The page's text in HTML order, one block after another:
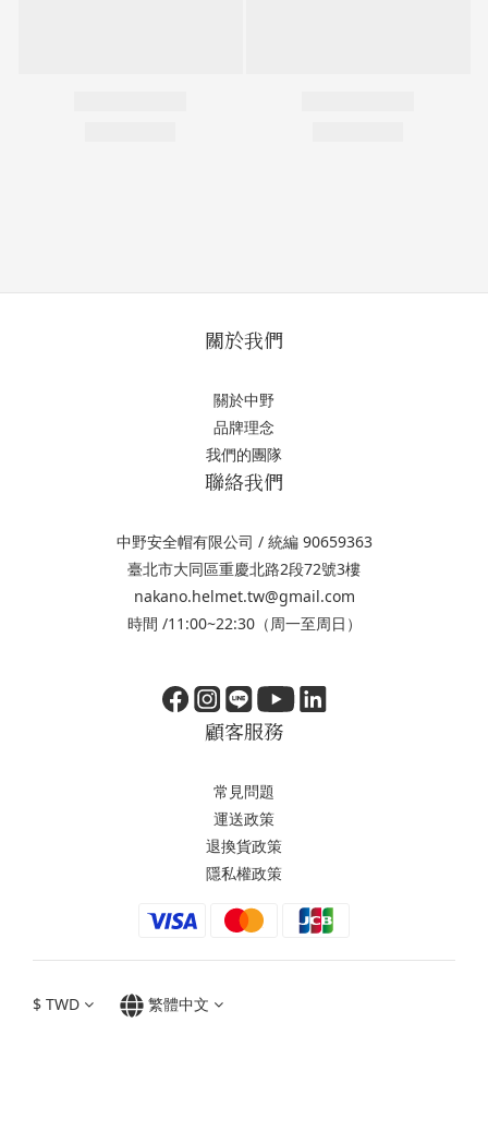
關於我們
關於中野
品牌理念
我們的團隊
聯絡我們
中野安全帽有限公司 / 統編 90659363
臺北市大同區重慶北路2段72號3樓
nakano.helmet.tw@gmail.com
時間 /11:00~22:30（周一至周日）
顧客服務
常見問題
運送政策
退換貨政策
隱私權政策
$ TWD 繁體中文